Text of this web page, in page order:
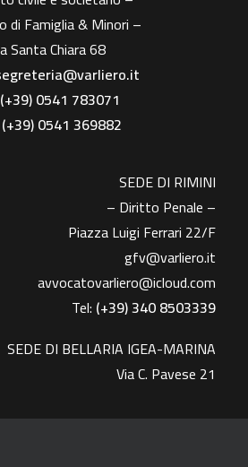
di Famiglia & Minori –
Santa Chiara 68
(+39) 0541 783071
(+39)0541 369882
SEDE DI RIMINI
– Diritto Penale –
Piazza Luigi Ferrari 22/F
gfv@varliero.it
avvocatovarliero@icloud.com
Tel: (+39) 340 8503339
SEDE DI BELLARIA IGEA-MARINA
Via C. Pavese 21